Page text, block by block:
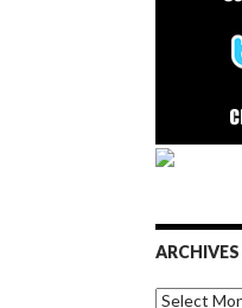
ARCHIVES
Archives